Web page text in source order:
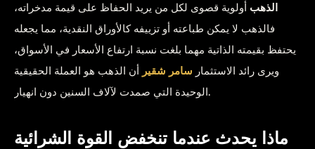
الذهب أولوية قصوى لكل من يريد الحفاظ على قيمة مدخراته،
فالذهب لا يمكن طباعته أو تزييفه كالأوراق النقدية، مما يجعله
يحتفظ بقيمته الذاتية مهما بلغت نسبة ارتفاع الأسعار في الأسواق،
ويرى رائد الاستثمار سامر شقير أن الذهب هو العملة الحقيقية
الوحيدة التي صمدت لآلاف السنين دون انهيار.
ماذا يحدث عندما تنخفض القوة الشرائية